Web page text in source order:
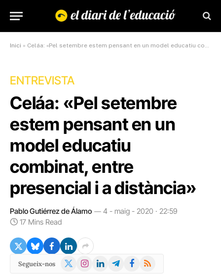
Inici » Celáa: «Pel setembre estem pensant en un model educatiu combinat, entre presencial i a distància»
ENTREVISTA
Celáa: «Pel setembre
estem pensant en un
model educatiu
combinat, entre
presencial i a distància»
Pablo Gutiérrez de Álamo
4 - maig - 2020 · 22:59
17 Mins Read
Segueix-nos
X
Instagram
LinkedInTelegramFacebook
RSS